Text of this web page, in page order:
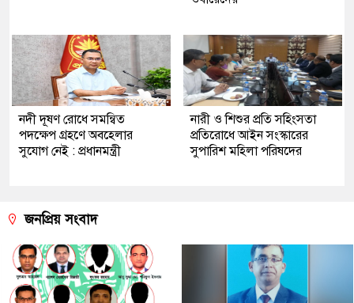
নদী দূষণ রোধে সমন্বিত
পদক্ষেপ গ্রহণে অবহেলার
সুযোগ নেই : প্রধানমন্ত্রী
নারী ও শিশুর প্রতি সহিংসতা
প্রতিরোধে আইন সংস্কারের
সুপারিশ মহিলা পরিষদের
জনপ্রিয় সংবাদ